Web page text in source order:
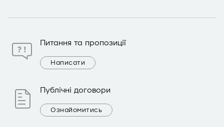
Питання та пропозиції
Написати
Публічні договори
Ознайомитись